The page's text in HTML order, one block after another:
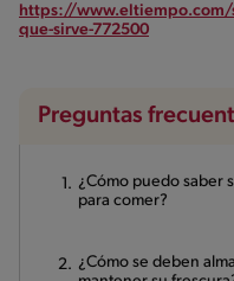
https://www.eltiempo.com/
que-sirve-772500
Preguntas
¿Cómo puedo saber
para comer?
¿Cómo se deben